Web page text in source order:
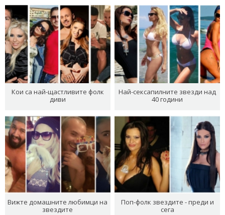
Кои са най-щастливите фолк
диви
Най-сексапилните звезди над
40 години
Вижте домашните любимци на
звездите
Поп-фолк звездите - преди и
сега